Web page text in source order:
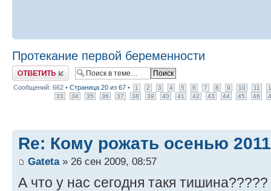
Протекание первой беременности
Ответить
Сообщений: 662 • Страница 20 из 67 • 1 2 3 4 5 6 7 8 9 10 11
33
34 35 36 37 38 39 40 41 42 43 44 45 46
Re: Кому рожать осенью
Gateta» 26 сен 2009, 08:57
А что у нас сегодня такя тишина?????